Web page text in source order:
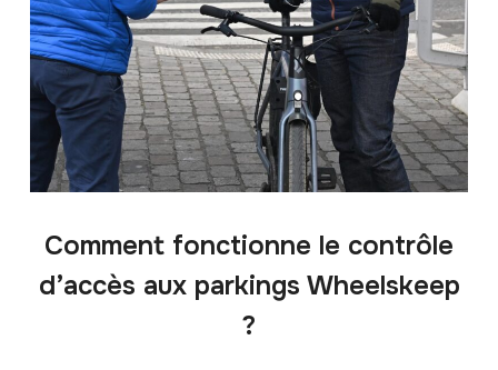
Comment fonctionne le contrôle
d’accès aux parkings Wheelskeep
?